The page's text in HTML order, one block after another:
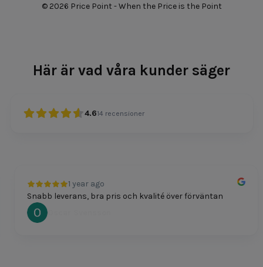
© 2026 Price Point - When the Price is the Point
Här är vad våra kunder säger
4.614 recensioner
1 year ago
Snabb leverans, bra pris och kvalité över förväntan
Oscar Svensson